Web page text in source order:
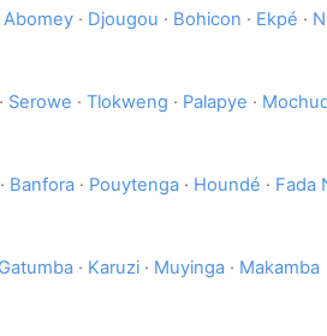
Abomey · Djougou · Bohicon · Ekpé ·
· Serowe · Tlokweng · Palapye ·
· Banfora · Pouytenga · Houndé · Fada
Gatumba · Karuzi · Muyinga · Makamba